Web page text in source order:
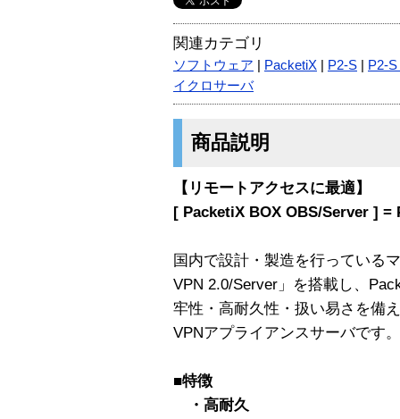
関連カテゴリ
ソフトウェア PacketiX P2-S
P2-
イクロサーバ
商品説明
【リモートアクセスに最適】
[ PacketiX BOX OBS/Server ] =
国内で設計・製造を行っている
VPN 2.0/Server」を搭載し、
牢性・高耐久性・扱い易さを備
VPNアプライアンスサーバです。
■特徴
・高耐久